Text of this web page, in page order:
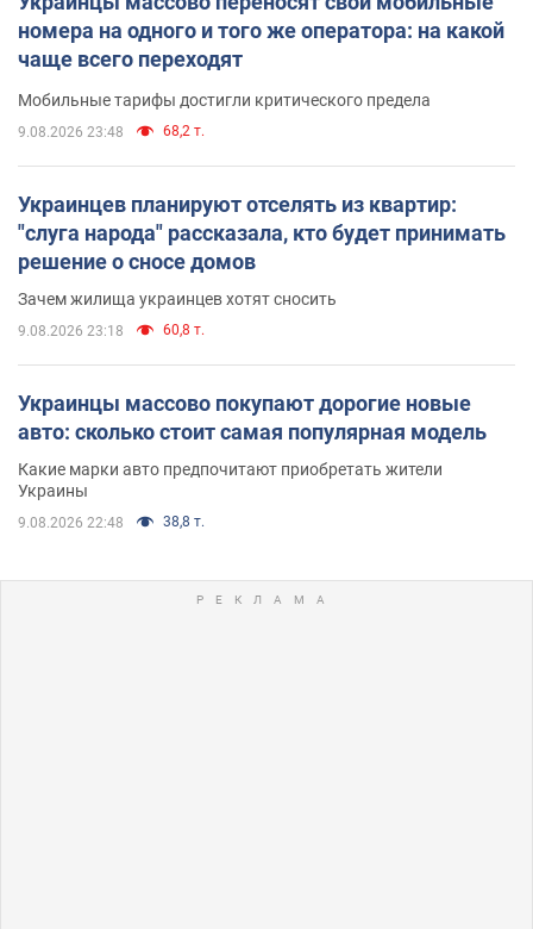
номера на одного и того же оператора: на какой
чаще всего переходят
Мобильные тарифы достигли критического предела
9.08.2026 23:48 68,2 т.
Украинцев планируют отселять из квартир:
"слуга народа" рассказала, кто будет принимать
решение о сносе домов
Зачем жилища украинцев хотят сносить
9.08.2026 23:18 60,8 т.
Украинцы массово покупают дорогие новые
авто: сколько стоит самая популярная модель
Какие марки авто предпочитают приобретать жители
Украины
9.08.2026 22:48 38,8 т.